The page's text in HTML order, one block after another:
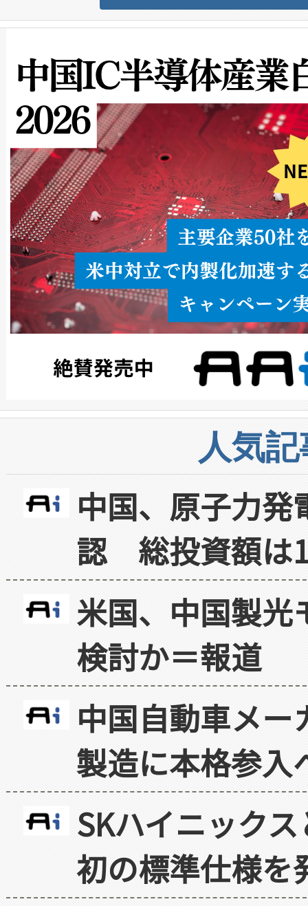
人気
中国、原子力
認 総投資額は
米国、中国製光
検討か＝報道
中国自動車メ
製造に本格参入
SKハイニック
初の標準仕様を